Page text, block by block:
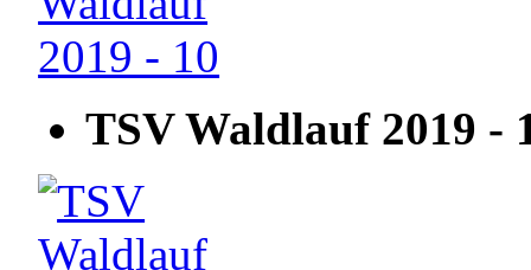
TSV Waldlauf 2019 -